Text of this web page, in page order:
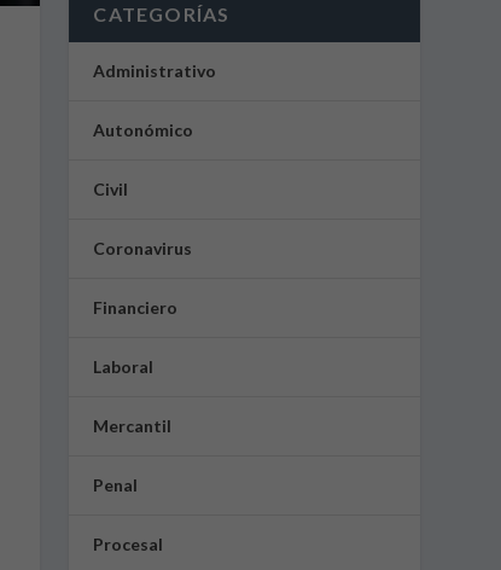
CATEGORÍAS
Administrativo
Autonómico
Civil
Coronavirus
Financiero
Laboral
Mercantil
Penal
Procesal